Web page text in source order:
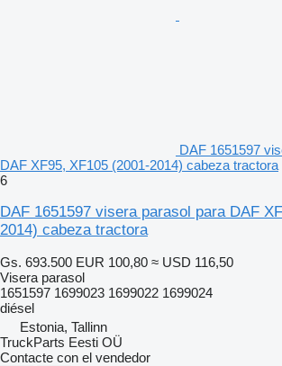
DAF 1651597
DAF XF95, XF105 (2001-2014) cabeza tractora
6
DAF 1651597 visera parasol para DAF
2014) cabeza tractora
Gs. 693.500 EUR 100,80 ≈ USD 116,50
Visera parasol
1651597 1699023 1699022 1699024
diésel
Estonia, Tallinn
TruckParts Eesti OÜ
Contacte con el vendedor